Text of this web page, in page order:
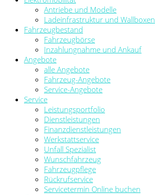
Antriebe und Modelle
Ladeinfrastruktur und Wallboxen
Fahrzeugbestand
Fahrzeugbörse
Inzahlungnahme und Ankauf
Angebote
alle Angebote
Fahrzeug-Angebote
Service-Angebote
Service
Leistungsportfolio
Dienstleistungen
Finanzdienstleistungen
Werkstattservice
Unfall Spezialist
Wunschfahrzeug
Fahrzeugpflege
Rückrufservice
Servicetermin Online buchen